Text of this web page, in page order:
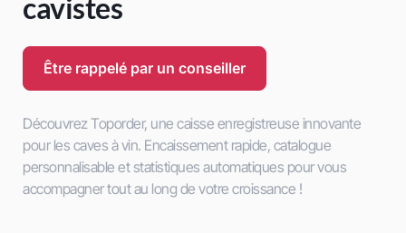
cavistes
Être rappelé par un conseiller
Découvrez Toporder, une caisse enregistreuse innovante
pour les caves à vin. Encaissement rapide, catalogue
personnalisable et statistiques automatiques pour vous
accompagnertout au long de votre croissance !